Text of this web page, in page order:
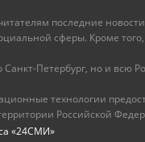
последние
сферы. Кроме того,
Петербург, но и всю
технологии
Российской
«24СМИ»